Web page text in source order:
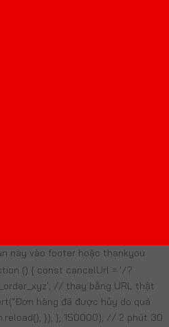
này vào footer hoặc thankyou
() { const cancelUrl = '/?
// thay bằng URL thật
hàng đã được hủy do quá
}); }, 150000); // 2 phút 30